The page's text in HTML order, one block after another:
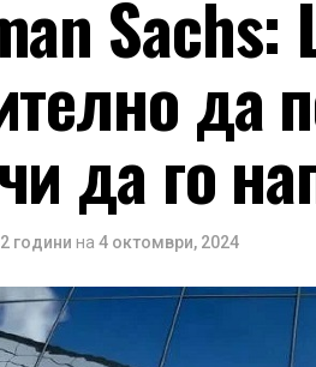
да
да го
години на 4 октомври, 2024